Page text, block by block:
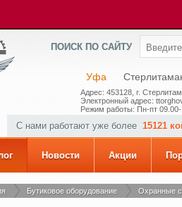
ПОИСК ПО САЙТУ
Уфа
Адрес: 453128, г.
Электронный адрес:
Режим работы: Пн-пт
С нами работают уже более 15121
Новости Акции
Бутиковое оборудование Охранные